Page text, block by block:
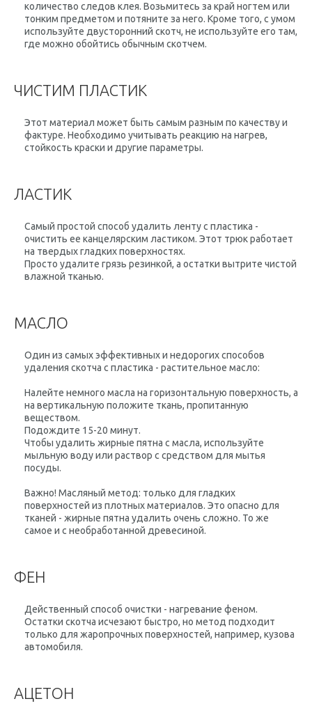
количество следов клея. Возьмитесь за край ногтем или
тонким предметом и потяните за него. Кроме того, с умом
используйте двусторонний скотч, не используйте его там,
где можно обойтись обычным скотчем.
ЧИСТИМ ПЛАСТИК
Этот материал может быть самым разным по качеству и
фактуре. Необходимо учитывать реакцию на нагрев,
стойкость краски и другие параметры.
ЛАСТИК
Самый простой способ удалить ленту с пластика -
очистить ее канцелярским ластиком. Этот трюк работает
на твердых гладких поверхностях.
Просто удалите грязь резинкой, а остатки вытрите чистой
влажной тканью.
МАСЛО
Один из самых эффективных и недорогих способов
удаления скотча с пластика - растительное масло:
Налейте немного масла на горизонтальную поверхность, а
на вертикальную положите ткань, пропитанную
веществом.
Подождите 15-20 минут.
Чтобы удалить жирные пятна с масла, используйте
мыльную воду или раствор с средством для мытья
посуды.
Важно! Масляный метод: только для гладких
поверхностей из плотных материалов. Это опасно для
тканей - жирные пятна удалить очень сложно. То же
самое и с необработанной древесиной.
ФЕН
Действенный способ очистки - нагревание феном.
Остатки скотча исчезают быстро, но метод подходит
только для жаропрочных поверхностей, например, кузова
автомобиля.
АЦЕТОН